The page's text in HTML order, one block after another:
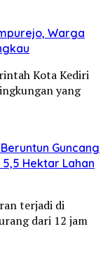
Warga
Kota Kediri
yang
Guncang
Hektar Lahan
terjadi di
dari 12 jam